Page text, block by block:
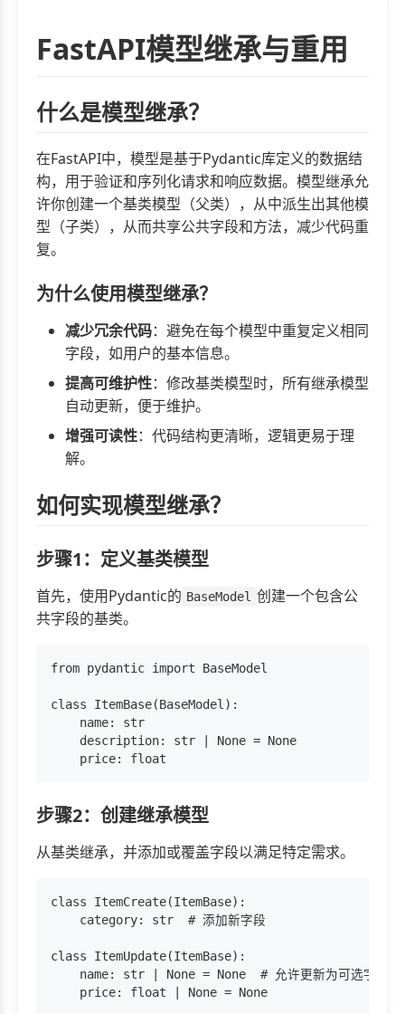
FastAPI模型继承与重用
什么是模型继承？
在FastAPI中，模型是基于Pydantic库定义的数据结
构，用于验证和序列化请求和响应数据。模型继承允
许你创建一个基类模型（父类），从中派生出其他模
型（子类），从而共享公共字段和方法，减少代码重
复。
为什么使用模型继承？
减少冗余代码：避免在每个模型中重复定义相同
字段，如用户的基本信息。
提高可维护性：修改基类模型时，所有继承模型
自动更新，便于维护。
增强可读性：代码结构更清晰，逻辑更易于理
解。
如何实现模型继承？
步骤1：定义基类模型
首先，使用Pydantic的 BaseModel 创建一个包含公
共字段的基类。
from pydantic import BaseModel
class ItemBase(BaseModel):
    name: str
    description: str | None = None
步骤2：创建继承模型
从基类继承，并添加或覆盖字段以满足特定需求。
class ItemCreate(ItemBase):
    category: str  # 添加新字段
class ItemUpdate(ItemBase):
    name: str | None = None  # 允许更新为可选字段